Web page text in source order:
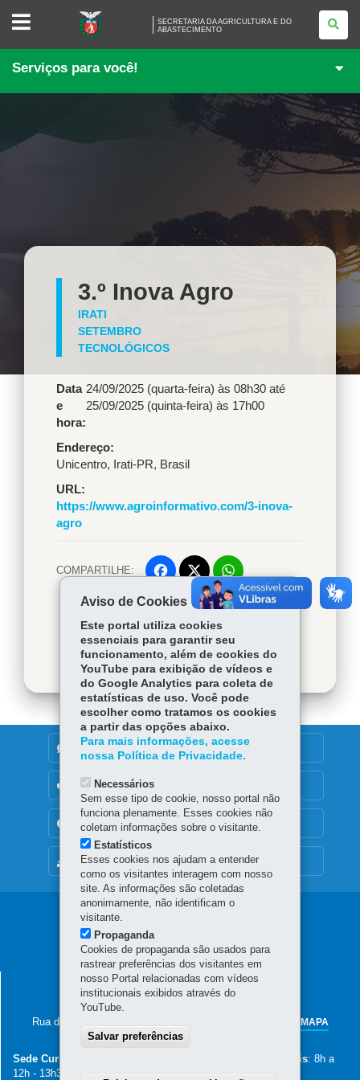
SECRETARIA
AGRICULTURA
E
DO
ABASTECIMENTO
SECRETARIA DA AGRICULTURA E DO
ABASTECIMENTO
Serviços para você!
3.º Inova Agro
IRATI
SETEMBRO
TECNOLÓGICOS
Data
e
hora:
24/09/2025 (quarta-feira) às 08h30 até
25/09/2025 (quinta-feira) às 17h00
Endereço
Unicentro, Irati-PR, Brasil
URL
https://www.agroinformativo.com/3-inova-
agro
COMPARTILHE: Facebook
Twitter
Voltar Início Imprimir
Baixar
MAPA DO SITE
DENUNCIE CORRUPÇÃO
OUVIDORIA
TRANSPARÊNCIA INSTITUCIONAL
Navegação
principal
SECRETARIA DA AGRICULTURA E DO
ABASTECIMENTO
Rua dos Funcionários, 1559 MAPA
41 3313-4000
Sede Curitiba
Núcleos Regionais: 8h a
12h - 13h30 a 17h30
Aviso de Cookies
Este portal utiliza cookies
essenciais para garantir seu
funcionamento, além de cookies do
YouTube para exibição de vídeos e
do Google Analytics para coleta de
estatísticas de uso. Você pode
escolher como tratamos os cookies
a partir das opções abaixo.
Para mais informações, acesse
nossa Política de Privacidade.
Necessários
Sem esse tipo de cookie, nosso portal não
funciona plenamente. Esses cookies não
coletam informações sobre o visitante.
Estatísticos
Esses cookies nos ajudam a entender
como os visitantes interagem com nosso
site. As informações são coletadas
anonimamente, não identificam o
visitante.
Propaganda
Cookies de propaganda são usados para
rastrear preferências dos visitantes em
nosso Portal relacionadas com vídeos
institucionais exibidos através do
YouTube.
Salvar preferências